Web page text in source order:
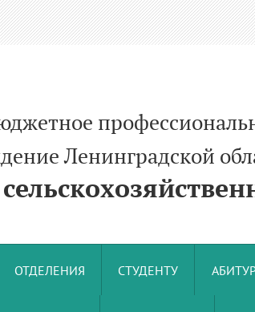
ОТДЕЛЕНИЯ СТУДЕНТУ